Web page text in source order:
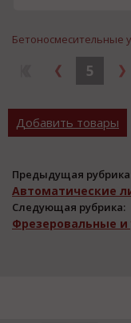
Бетоносмесительные
5
Добавить товары
Предыдущая
Автоматические
Следующая рубрика:
Фрезеровальные